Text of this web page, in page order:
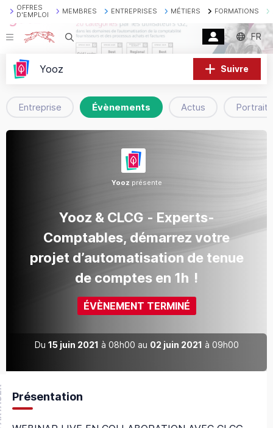
OFFRES
D'EMPLOI
MEMBRES ENTREPRISES MÉTIERS FORMATIONS
Recherche FR
Yooz Suivre
Entreprise Évènements Actus Portraits
Yooz présente
Yooz & CLCG - Experts-
Comptables, démarrez votre
projet d’automatisation de tenue
de comptes en 1h !
ÉVÈNEMENT TERMINÉ
Du 15 juin 2021 à 08h00 au 02 juin 2021 à 09h00
Présentation